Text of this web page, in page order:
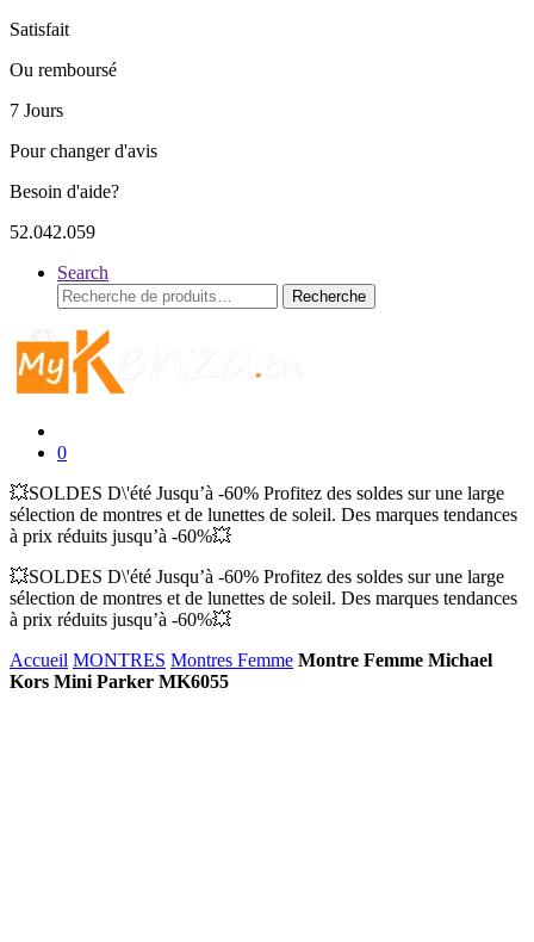
Satisfait
Ou remboursé
7 Jours
Pour changer d'avis
Besoin d'aide?
52.042.059
Search
Recherche
pour :
Recherche
0
💥SOLDES D\'été Jusqu’à -60% Profitez des soldes sur une large
sélection de montres et de lunettes de soleil. Des marques tendances
à prix réduits jusqu’à -60%💥
💥SOLDES D\'été Jusqu’à -60% Profitez des soldes sur une large
sélection de montres et de lunettes de soleil. Des marques tendances
à prix réduits jusqu’à -60%💥
Accueil MONTRES Montres Femme Montre Femme Michael
Kors Mini Parker MK6055